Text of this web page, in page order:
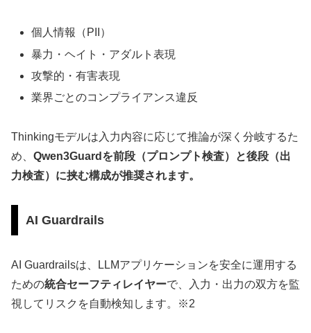
個人情報（PII）
暴力・ヘイト・アダルト表現
攻撃的・有害表現
業界ごとのコンプライアンス違反
Thinkingモデルは入力内容に応じて推論が深く分岐するた
め、 Qwen3Guardを前段（プロンプト検査）と後段（出
力検査）に挟む構成が推奨されます。
AI Guardrails
AI Guardrailsは、LLMアプリケーションを安全に運用する
ための統合セーフティレイヤーで、入力・出力の双方を監
視してリスクを自動検知します。※2